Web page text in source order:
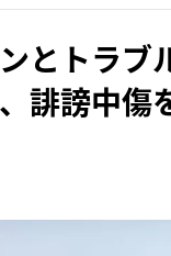
とトラ
誹謗中傷